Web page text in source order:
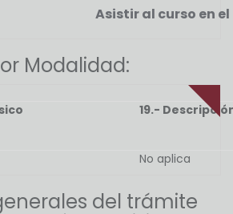
Asistir al curso en
Modalidad:
19.-
No aplica
del trámite